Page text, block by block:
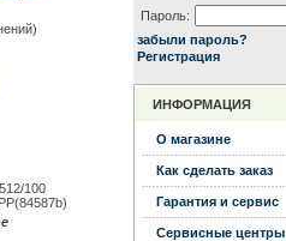
100
Пароль:
забыли пароль?
Регистрация
ИНФОРМАЦИЯ
О магазине
Как сделать заказ
Гарантия и сервис
Сервисные центры